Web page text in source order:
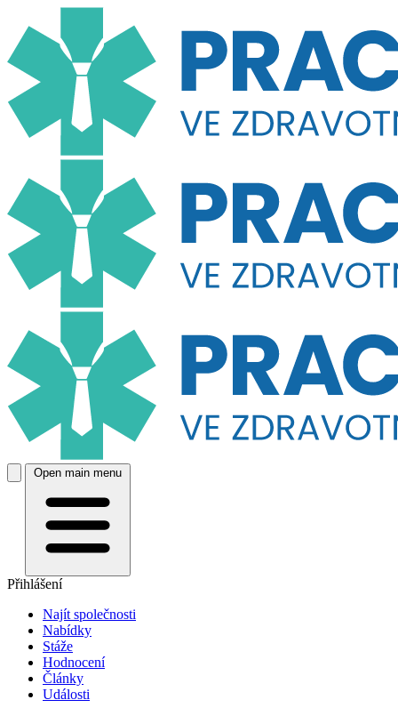
Open main menu
Přihlášení
Najít společnosti
Nabídky
Stáže
Hodnocení
Články
Události